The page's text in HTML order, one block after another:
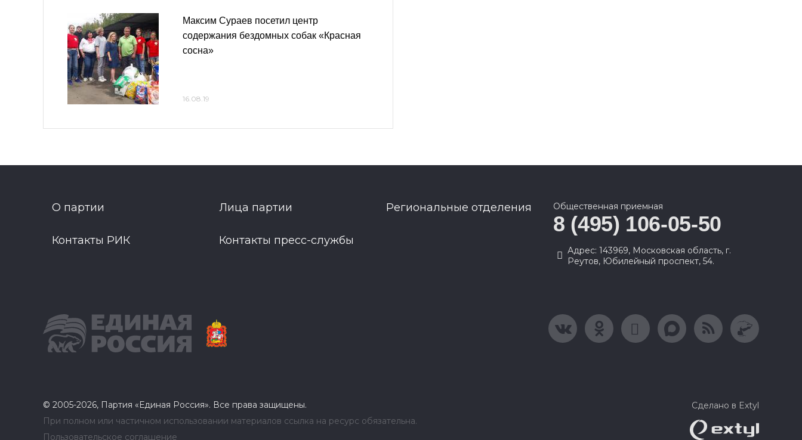
Максим Сураев посетил центр
содержания бездомных собак «Красная
сосна»
16.08.19
О партии Лица партии Региональные отделения
Контакты РИК Контакты пресс-службы
Общественная приемная
8 (495) 106-05-50
Адрес: 143969, Московская область, г.
Реутов, Юбилейный проспект, 54.
© 2005-2026, Партия «Единая Россия». Все права защищены.
При полном или частичном использовании материалов ссылка на ресурс обязательна.
Пользовательское соглашение
Сделано в Extyl